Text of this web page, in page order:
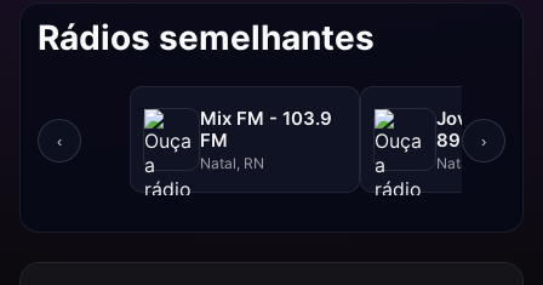
Rádios semelhantes
‹
Mix FM - 103.9
FM
Natal, RN
Jovem Pan
89.9 FM
Natal, RN
›